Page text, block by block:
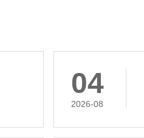
04
2026-08